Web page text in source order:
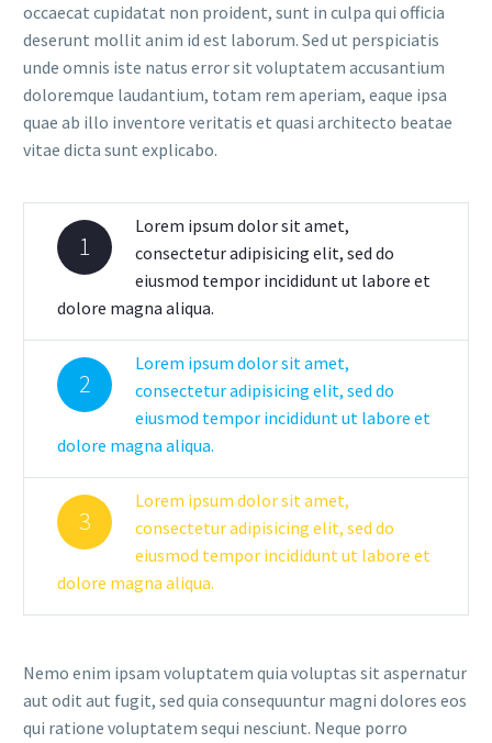
occaecat cupidatat non proident, sunt in culpa qui officia
deserunt mollit anim id est laborum. Sed ut perspiciatis
unde omnis iste natus error sit voluptatem accusantium
doloremque laudantium, totam rem aperiam, eaque ipsa
quae ab illo inventore veritatis et quasi architecto beatae
vitae dicta sunt explicabo.
1
Lorem ipsum dolor sit amet,
consectetur adipisicing elit, sed do
eiusmod tempor incididunt ut labore et
dolore magna aliqua.
2
Lorem ipsum dolor sit amet,
consectetur adipisicing elit, sed do
eiusmod tempor incididunt ut labore et
dolore magna aliqua.
3
Lorem ipsum dolor sit amet,
consectetur adipisicing elit, sed do
eiusmod tempor incididunt ut labore et
dolore magna aliqua.
Nemo enim ipsam voluptatem quia voluptas sit aspernatur
aut odit aut fugit, sed quia consequuntur magni dolores eos
qui ratione voluptatem sequi nesciunt. Neque porro